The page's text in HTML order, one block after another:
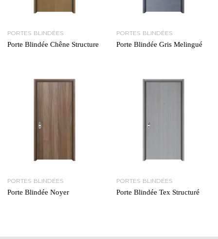
PORTES BLINDÉES
Porte Blindée Chêne Structure
PORTES BLINDÉES
Porte Blindée Gris Melingué
PORTES BLINDÉES
Porte Blindée Noyer
PORTES BLINDÉES
Porte Blindée Tex Structuré